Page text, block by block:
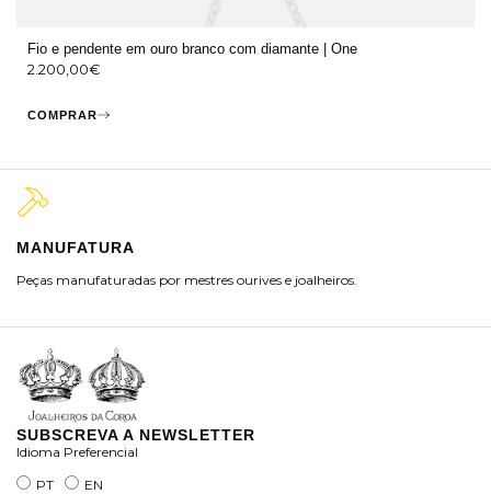
Fio e pendente em ouro branco com diamante | One
2.200,00€
COMPRAR
MANUFATURA
Peças manufaturadas por mestres ourives e joalheiros.
SUBSCREVA A NEWSLETTER
Idioma Preferencial
PT
EN